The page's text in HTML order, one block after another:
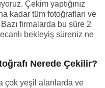
Çekim yaptığınız
kadar tüm fotoğrafları ve
firmalarda bu süre 2
bekleyiş süreniz ne
Nerede Çekilir?
çok yeşil alanlarda ve